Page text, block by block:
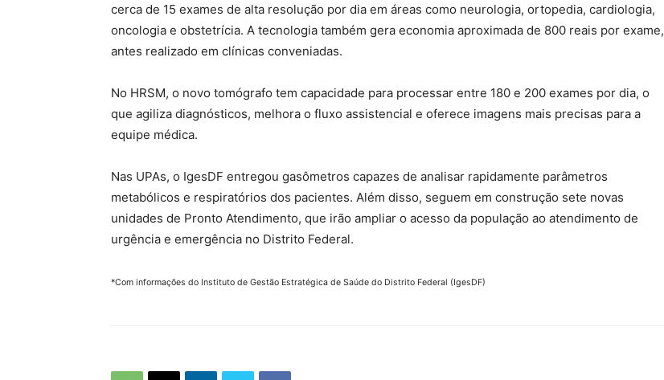
cerca de 15 exames de alta resolução por dia em áreas como neurologia, ortopedia, cardiologia,
oncologia e obstetrícia. A tecnologia também gera economia aproximada de 800 reais por exame,
antes realizado em clínicas conveniadas.
No HRSM, o novo tomógrafo tem capacidade para processar entre 180 e 200 exames por dia, o
que agiliza diagnósticos, melhora o fluxo assistencial e oferece imagens mais precisas para a
equipe médica.
Nas UPAs, o IgesDF entregou gasômetros capazes de analisar rapidamente parâmetros
metabólicos e respiratórios dos pacientes. Além disso, seguem em construção sete novas
unidades de Pronto Atendimento, que irão ampliar o acesso da população ao atendimento de
urgência e emergência no Distrito Federal.
*Com informações do Instituto de Gestão Estratégica de Saúde do Distrito Federal (IgesDF)